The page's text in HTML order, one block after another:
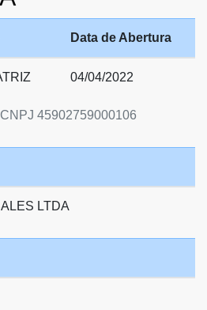
45902759000106
Data de Abertura
04/04/2022
LTDA